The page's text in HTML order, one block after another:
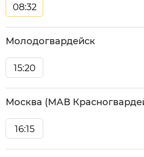
08:32
Молодогвардейск
15:20
Москва (МАВ
16:15